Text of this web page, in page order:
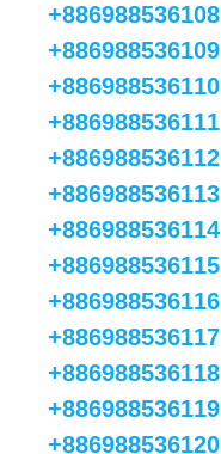
+886988536108
+886988536109
+886988536110
+886988536111
+886988536112
+886988536113
+886988536114
+886988536115
+886988536116
+886988536117
+886988536118
+886988536119
+886988536120